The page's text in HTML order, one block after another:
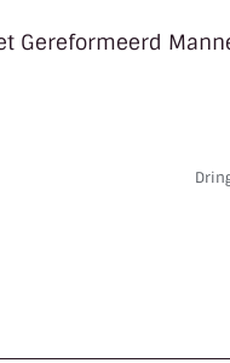
Gereformeerd